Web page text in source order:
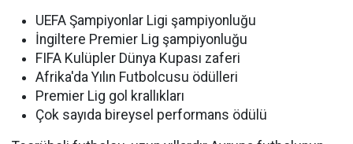
UEFA Şampiyonlar Ligi şampiyonluğu
İngiltere Premier Lig şampiyonluğu
FIFA Kulüpler Dünya Kupası zaferi
Afrika'da Yılın Futbolcusu ödülleri
Premier Lig gol krallıkları
Çok sayıda bireysel performans ödülü